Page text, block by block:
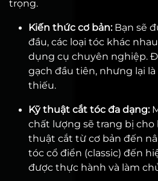
trọng.
Kiến thức cơ bản:Bạn sẽ
đầu, các loại tóc khác
dụng cụ chuyên nghiệp.
gạch đầu tiên, nhưng lại
thiếu.
Kỹ thuật cắt tóc đa dạng:
chất lượng sẽ trang bị cho
thuật cắt từ cơ bản đến
tóc cổ điển (classic) đến
được thực hành và làm